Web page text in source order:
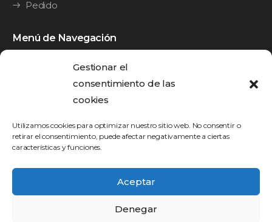
Gestionar el
consentimiento de las
cookies
Utilizamos cookies para optimizar nuestro sitio web. No consentir o
retirar el consentimiento, puede afectar negativamente a ciertas
características y funciones.
Aceptar
Denegar
Pedido
Menú de Navegación
Y•Brid
Y•Brid Mini